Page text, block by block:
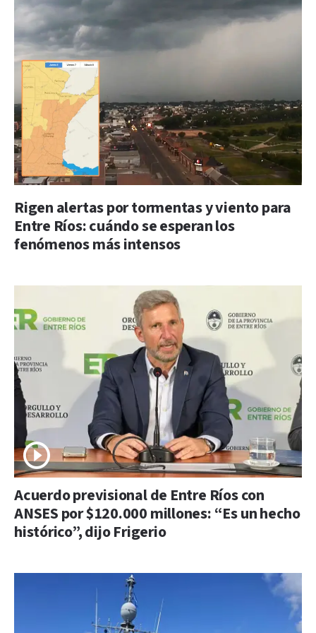
Rigen alertas por tormentas y viento para
Entre Ríos: cuándo se esperan los
fenómenos más intensos
Acuerdo previsional de Entre Ríos con
ANSES por $120.000 millones: “Es un hecho
histórico”, dijo Frigerio